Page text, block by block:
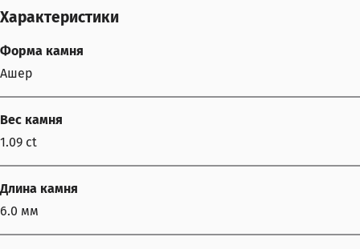
Характеристики
Форма камня
Ашер
Вес камня
1.09 ct
Длина камня
6.0 мм